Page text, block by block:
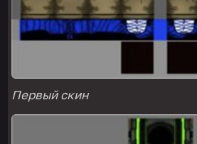
Первый скин